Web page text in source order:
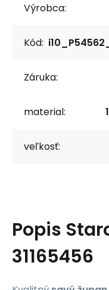
Výrobca:
Kód:
Záruka:
material:
veľkosť:
Popis
31165456